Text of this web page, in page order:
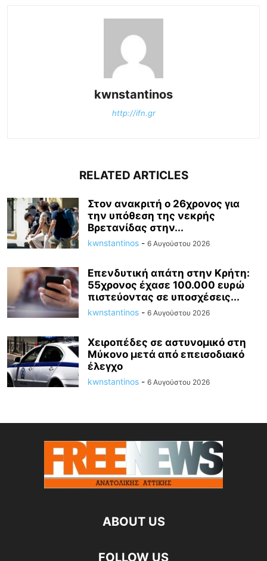
kwnstantinos
http://ifn.gr
RELATED ARTICLES
Στον ανακριτή ο 26χρονος για
την υπόθεση της νεκρής
Βρετανίδας στην...
kwnstantinos - 6 Αυγούστου 2026
Επενδυτική απάτη στην Κρήτη:
55χρονος έχασε 100.000 ευρώ
πιστεύοντας σε υποσχέσεις...
kwnstantinos - 6 Αυγούστου 2026
Χειροπέδες σε αστυνομικό στη
Μύκονο μετά από επεισοδιακό
έλεγχο
kwnstantinos - 6 Αυγούστου 2026
ABOUT US
FOLLOW US